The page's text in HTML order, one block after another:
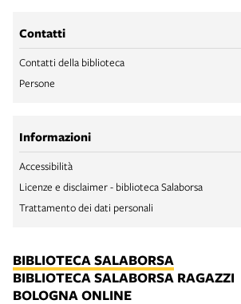
Contatti
Contatti della biblioteca
Persone
Informazioni
Accessibilità
Licenze e disclaimer - biblioteca Salaborsa
Trattamento dei dati personali
BIBLIOTECA SALABORSA
BIBLIOTECA SALABORSA RAGAZZI
BOLOGNA ONLINE